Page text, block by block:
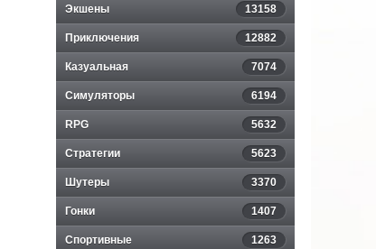
Экшены 13158
Приключения 12882
Казуальная 7074
Симуляторы 6194
RPG 5632
Стратегии 5623
Шутеры 3370
Гонки 1407
Спортивные 1263